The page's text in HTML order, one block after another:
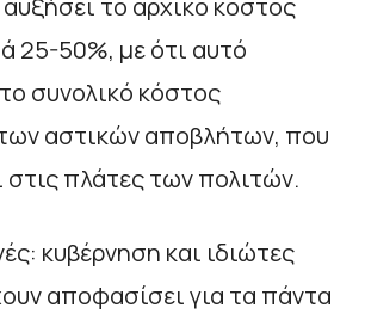
το αρχικό κόστος
25-50%, με ότι αυτό
συνολικό κόστος
αστικών αποβλήτων, που
πλάτες των πολιτών.
κυβέρνηση και ιδιώτες
αποφασίσει για τα πάντα